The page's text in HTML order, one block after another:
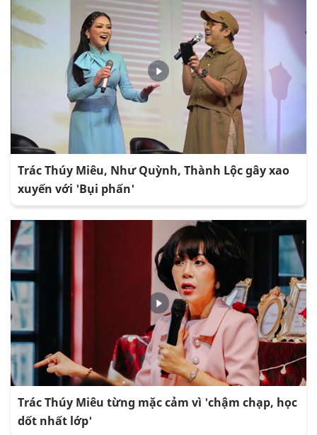
Trác Thúy Miêu, Như Quỳnh, Thành Lộc gây xao
xuyến với 'Bụi phấn'
Trác Thúy Miêu từng mặc cảm vì 'chậm chạp, học
dốt nhất lớp'